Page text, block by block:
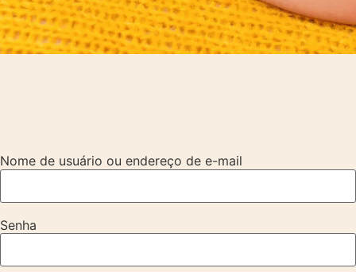
Nome de usuário ou endereço de e-mail
Senha